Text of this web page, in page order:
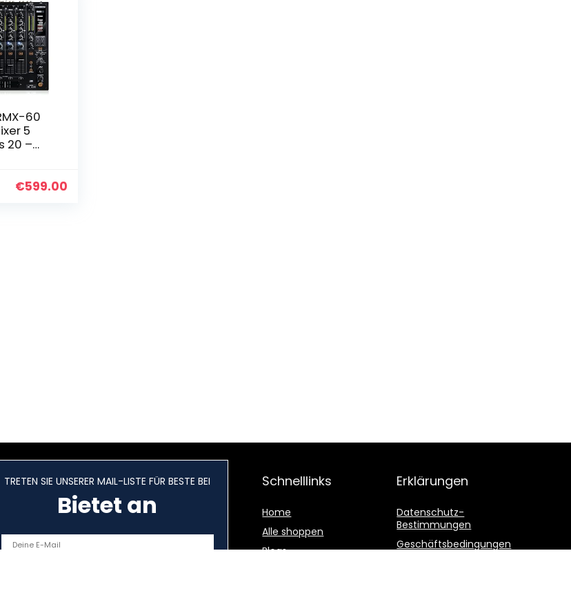
60
5
20 –
€599.00
TRETEN SIE UNSERER MAIL-LISTE FÜR BESTE BEI
Bietet an
Schnelllinks
Home
Alle shoppen
Blogs
Erklärungen
Datenschutz-
Bestimmungen
Geschäftsbedingungen